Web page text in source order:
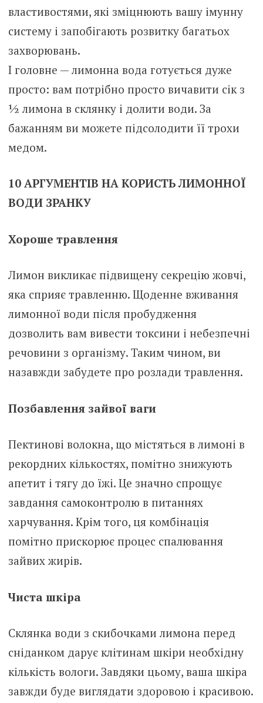
властивостями, які зміцнюють вашу імунну
систему і запобігають розвитку багатьох
захворювань.
І головне — лимонна вода готується дуже
просто: вам потрібно просто вичавити сік з
½ лимона в склянку і долити води. За
бажанням ви можете підсолодити її трохи
медом.
10 АРГУМЕНТІВ НА КОРИСТЬ ЛИМОННОЇ
ВОДИ ЗРАНКУ
Хороше травлення
Лимон викликає підвищену секрецію жовчі,
яка сприяє травленню. Щоденне вживання
лимонної води після пробудження
дозволить вам вивести токсини і небезпечні
речовини з організму. Таким чином, ви
назавжди забудете про розлади травлення.
Позбавлення зайвої ваги
Пектинові волокна, що містяться в лимоні в
рекордних кількостях, помітно знижують
апетит і тягу до їжі. Це значно спрощує
завдання самоконтролю в питаннях
харчування. Крім того, ця комбінація
помітно прискорює процес спалювання
зайвих жирів.
Чиста шкіра
Склянка води з скибочками лимона перед
сніданком дарує клітинам шкіри необхідну
кількість вологи. Завдяки цьому, ваша шкіра
завжди буде виглядати здоровою і красивою.